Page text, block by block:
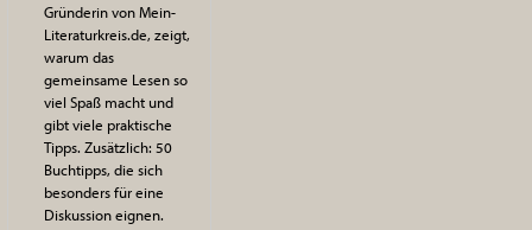
Gründerin von Mein-
Literaturkreis.de, zeigt,
warum das
gemeinsame Lesen so
viel Spaß macht und
gibt viele praktische
Tipps. Zusätzlich: 50
Buchtipps, die sich
besonders für eine
Diskussion eignen.